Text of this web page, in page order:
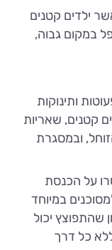
ילדים קטנים
במקום גבוה,
ותינוקות
קטנים, שאריות
ובמסגרת
על הכנסת
במיוחד
שהתפוצץ יכול
כל דרך